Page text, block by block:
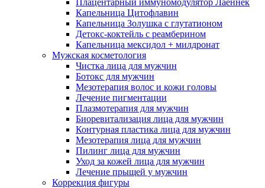
Плацентарный иммуномодулятор Лаеннек
Капельница Цитофлавин
Капельница Золушка с глутатионом
Детокс-коктейль с реамберином
Капельница мексидол + милдронат
Мужская косметология
Чистка лица для мужчин
Ботокс для мужчин
Мезотерапия волос и кожи головы
Лечение пигментации
Плазмотерапия для мужчин
Биоревитализация лица для мужчин
Контурная пластика лица для мужчин
Мезотерапия лица для мужчин
Пилинг лица для мужчин
Уход за кожей лица для мужчин
Лечение прыщей у мужчин
Коррекция фигуры